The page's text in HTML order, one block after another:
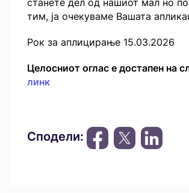
станете дел од нашиот мал но
тим, ја очекуваме Вашата
Рок за аплицирање 15.03.2026
Целосниот оглас е достапен на
линк
Сподели: